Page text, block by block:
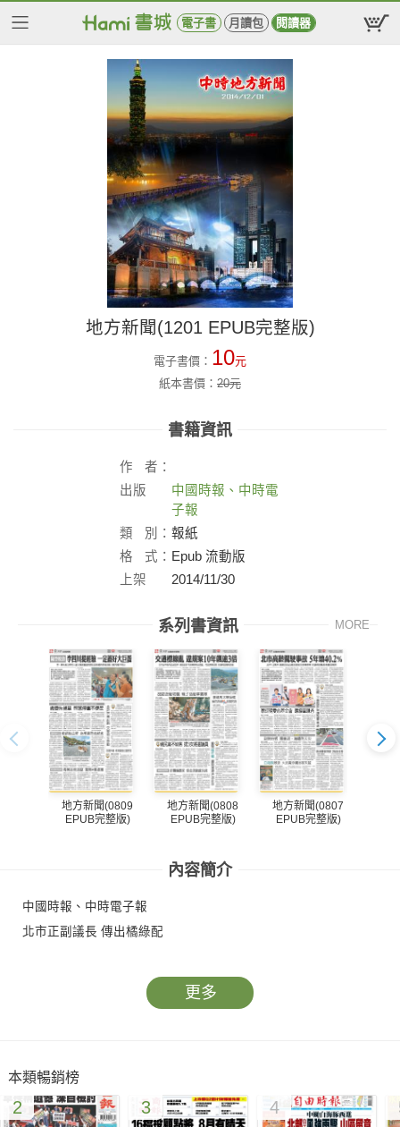
電子書 月讀包 閱讀器
地方新聞(1201 EPUB完整版)
電子書價： 10元
紙本書價： 20元
書籍資訊
作
者：
出版
中國時報、中時電
子報
類
別： 報紙
格
式： Epub 流動版
上架
2014/11/30
系列書資訊 MORE
地方新聞(0809
EPUB完整版)
地方新聞(0808
EPUB完整版)
地方新聞(0807
EPUB完整版)
內容簡介
中國時報、中時電子報
北市正副議長 傳出橘綠配
更多
本類暢銷榜
2 3 4